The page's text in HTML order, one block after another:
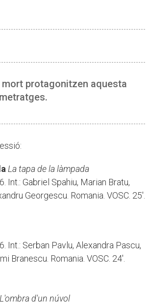
protagonitzen aquesta
La tapa de la làmpada
Int.: Gabriel Spahiu, Marian Bratu,
Georgescu. Romania. VOSC. 25'.
Int.: Serban Pavlu, Alexandra Pascu,
Branescu. Romania. VOSC. 24'.
L'ombra d'un núvol